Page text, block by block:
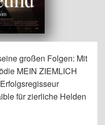
großen Folgen: Mit
MEIN ZIEMLICH
für zierliche Helden